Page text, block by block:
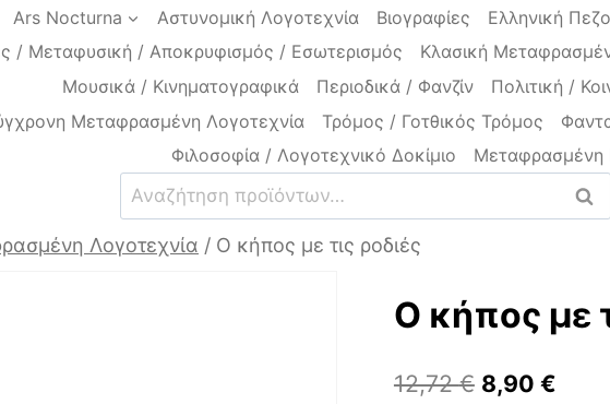
Ars Nocturna Αστυνομική Λογοτεχνία Βιογραφίες Ελληνική
/ Μεταφυσική / Αποκρυφισμός / Εσωτερισμός
Κλασική
Μουσικά / Κινηματογραφικά
Περιοδικά / Φανζίν
Πολιτική /
Μεταφρασμένη Λογοτεχνία
Τρόμος / Γοτθικός Τρόμος
Φιλοσοφία / Λογοτεχνικό Δοκίμιο
Μεταφρασμένη
Αναζήτηση
για:
Λογοτεχνία / Ο κήπος με τις ρoδιές
Ο κήπος με
12,72€ Original
8,90 €Η